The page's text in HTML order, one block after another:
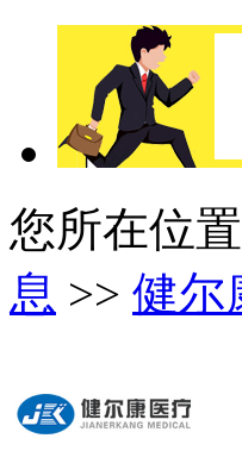
您所在位置
息 >> 健尔